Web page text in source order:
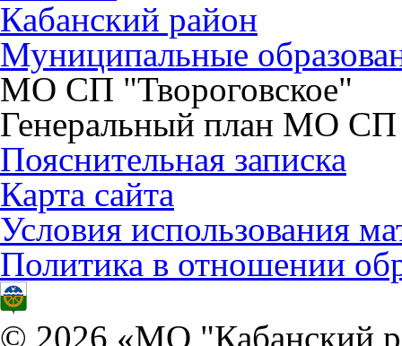
Кабанский район
Муниципальные
МО СП "Твороговское"
Генеральный план МО СП
Пояснительная записка
Карта сайта
Условия использования
Политика в отношении
© 2026 «МО "Кабанский